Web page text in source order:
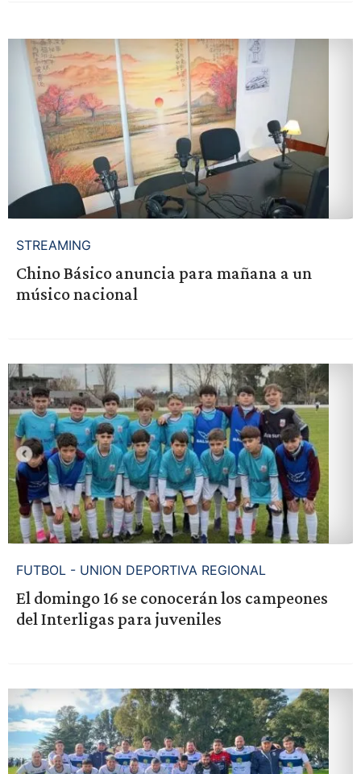
STREAMING
Chino Básico anuncia para mañana a un
músico nacional
FUTBOL - UNION DEPORTIVA REGIONAL
El domingo 16 se conocerán los campeones
del Interligas para juveniles